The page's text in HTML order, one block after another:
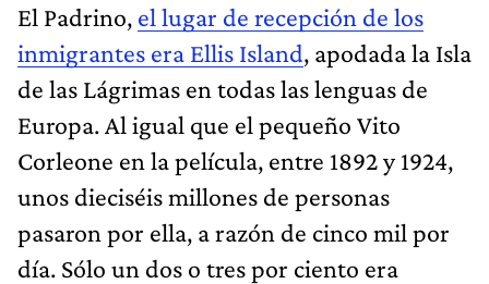
El Padrino, el lugar de recepción de los
inmigrantes era Ellis Island, apodada la Isla
de las Lágrimas en todas las lenguas de
Europa. Al igual que el pequeño Vito
Corleone en la película, entre 1892 y 1924,
unos dieciséis millones de personas
pasaron por ella, a razón de cinco mil por
día. Sólo un dos o tres por ciento era